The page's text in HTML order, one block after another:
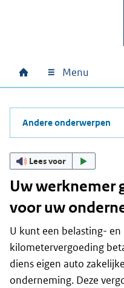
Hoofdnavigatie
Home Menu
Andere onderwerpen
Lees voor
Uw werknemer
voor uw
U kunt een belasting-
kilometervergoeding
diens eigen auto
onderneming. Deze